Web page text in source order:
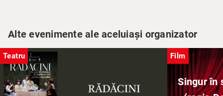
Alte evenimente ale aceluiași organizator
Teatru Film
Singur în